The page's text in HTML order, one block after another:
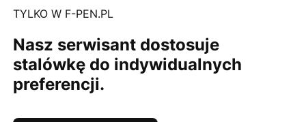
TYLKO W F-PEN.PL
Nasz serwisant dostosuje
stalówkę do indywidualnych
preferencji.